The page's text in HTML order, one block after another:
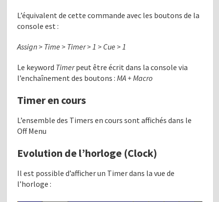
L’équivalent de cette commande avec les boutons de la
console est :
Assign> Time > Timer > 1 > Cue > 1
Le keyword Timerpeut être écrit dans la console via
l’enchaînement des boutons :MA + Macro
Timer en cours
L’ensemble des Timers en cours sont affichés dans le
Off Menu
Evolution de l’horloge (Clock)
Il est possible d’afficher un Timer dans la vue de
l’horloge :